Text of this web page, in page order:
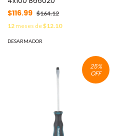
$116.99 $164.12
12meses de$12.10
DESARMADOR
25%
OFF